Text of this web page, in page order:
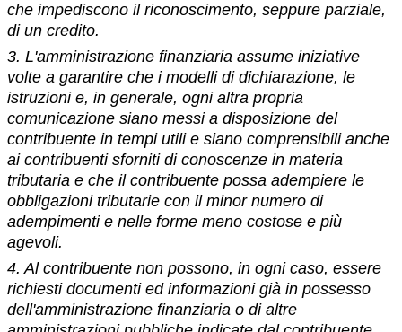
che impediscono il riconoscimento, seppure parziale,
di un credito.
3. L'amministrazione finanziaria assume iniziative
volte a garantire che i modelli di dichiarazione, le
istruzioni e, in generale, ogni altra propria
comunicazione siano messi a disposizione del
contribuente in tempi utili e siano comprensibili anche
ai contribuenti sforniti di conoscenze in materia
tributaria e che il contribuente possa adempiere le
obbligazioni tributarie con il minor numero di
adempimenti e nelle forme meno costose e più
agevoli.
4. Al contribuente non possono, in ogni caso, essere
richiesti documenti ed informazioni già in possesso
dell'amministrazione finanziaria o di altre